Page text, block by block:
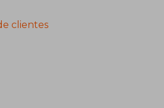
clientes